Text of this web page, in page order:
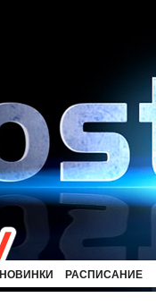
НОВИНКИ РАСПИСАНИЕ